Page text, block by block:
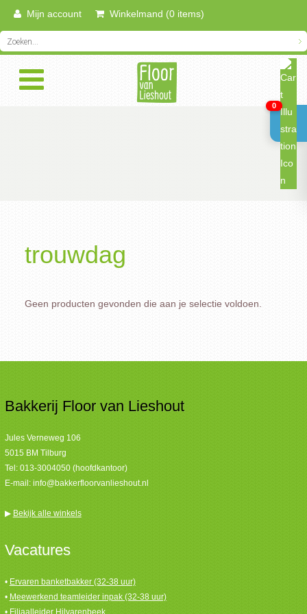
Mijn account Winkelmand (0 items)
trouwdag
Geen producten gevonden die aan je selectie voldoen.
Bakkerij Floor van Lieshout
Jules Verneweg 106
5015 BM Tilburg
Tel: 013-3004050 (hoofdkantoor)
E-mail: info@bakkerfloorvanlieshout.nl
▶ Bekijk alle winkels
Vacatures
• Ervaren banketbakker (32-38 uur)
• Meewerkend teamleider inpak (32-38 uur)
0